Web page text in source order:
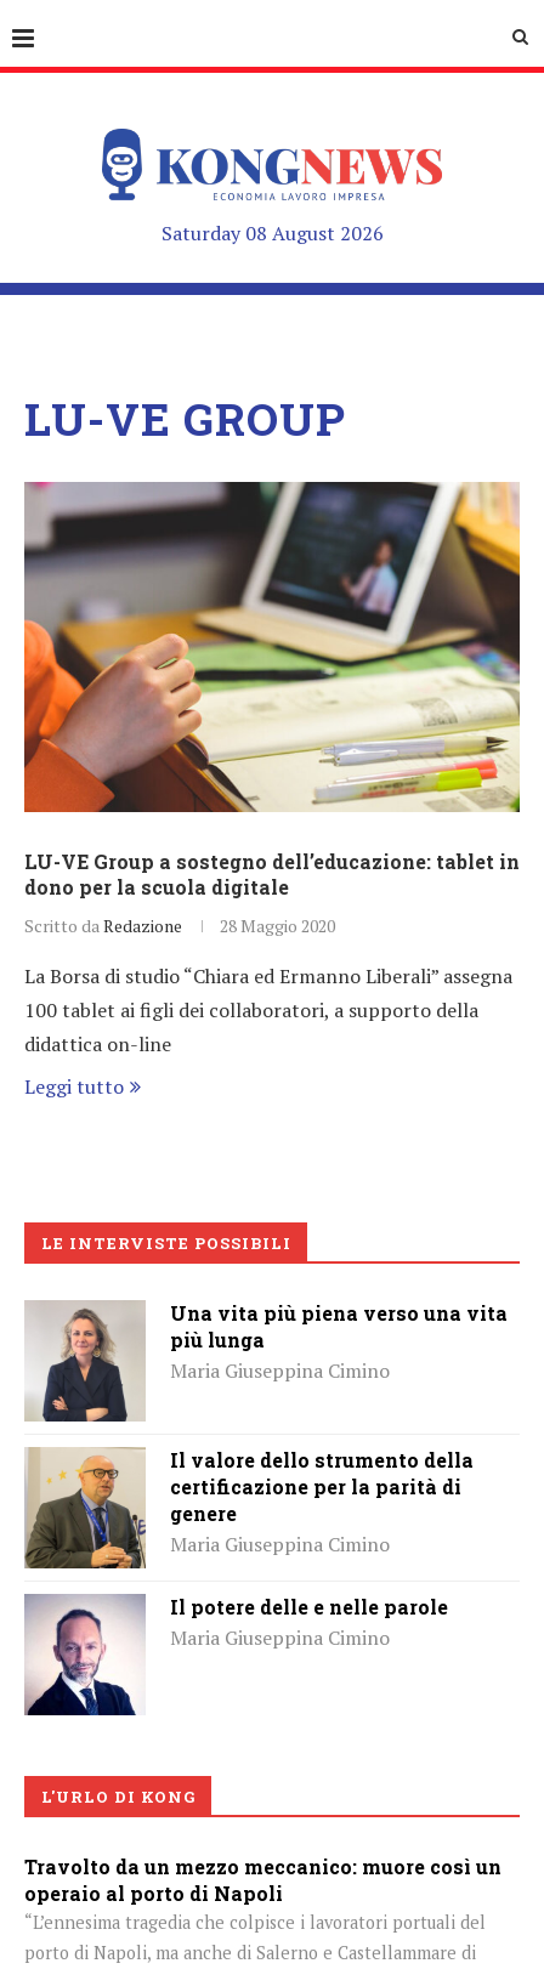
Saturday 08 August 2026
LU-VE GROUP
LU-VE Group a sostegno dell’educazione: tablet in
dono per la scuola digitale
Scritto da Redazione 28 Maggio 2020
La Borsa di studio “Chiara ed Ermanno Liberali” assegna
100 tablet ai figli dei collaboratori, a supporto della
didattica on-line
Leggi tutto
LE INTERVISTE POSSIBILI
Una vita più piena verso una vita
più lunga
Maria Giuseppina Cimino
Il valore dello strumento della
certificazione per la parità di
genere
Maria Giuseppina Cimino
Il potere delle e nelle parole
Maria Giuseppina Cimino
L'URLO DI KONG
Travolto da un mezzo meccanico: muore così un
operaio al porto di Napoli
“L’ennesima tragedia che colpisce i lavoratori portuali del
porto di Napoli, ma anche di Salerno e Castellammare di